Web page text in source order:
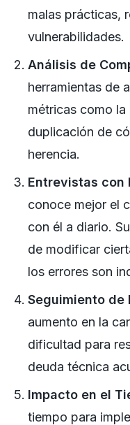
malas prácticas,
vulnerabilidades.
Análisis de
herramientas de
métricas como
duplicación de
herencia.
Entrevistas con
conoce mejor el
con él a diario.
de modificar
los errores son
Seguimiento de
aumento en la
dificultad para
deuda técnica
Impacto en el
tiempo para